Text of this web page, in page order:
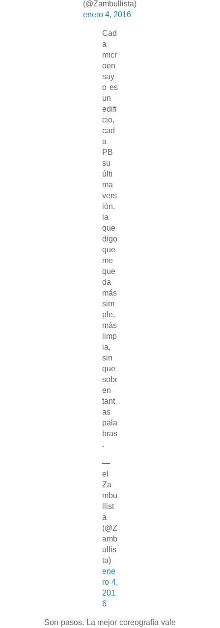
(@Zambullista)
enero 4, 2016
Cad
a
micr
oen
say
o es
un
edifi
cio,
cad
a
PB
su
últi
ma
vers
ión,
la
que
digo
que
me
que
da
más
sim
ple,
más
limp
ia,
sin
que
sobr
en
tant
as
pala
bras
.
—
el
Za
mbu
llist
a
(@Z
amb
ullis
ta)
ene
ro 4,
201
6
Son pasos. La mejor coreografía vale